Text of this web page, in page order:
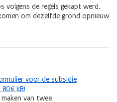
volgens de regels gekapt werd,
om dezelfde grond opnieuw
voor de subsidie
kB)
van twee